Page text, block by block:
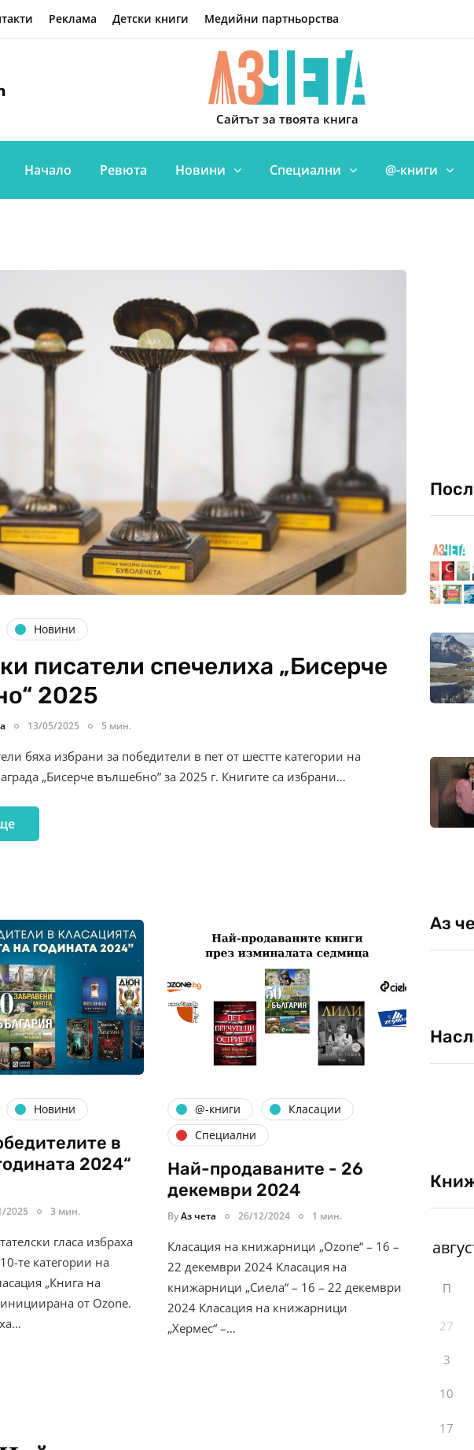
Реклама Детски книги Медийни партньорства
Сайтът за твоята книга
Начало Ревюта Новини Специални @-книги
Новини
писатели спечелиха „Бисерче
2025
13/05/2025 5 мин.
бяха избрани за победители в пет от шестте категории на
„Бисерче вълшебно” за 2025 г. Книгите са избрани…
Новини
в
2024“
2025 3 мин.
гласа избраха
те категории на
„Книга на
от Ozone.
@-книги
Класации
Специални
Най-продаваните - 26
декември 2024
ByАз чета 26/12/2024 1 мин.
Класация на книжарници „Ozone“ – 16 –
22 декември 2024 Класация на
книжарници „Сиела“ – 16 – 22 декември
2024 Класация на книжарници
„Хермес“ –…
Аз
П
27
3
10
17